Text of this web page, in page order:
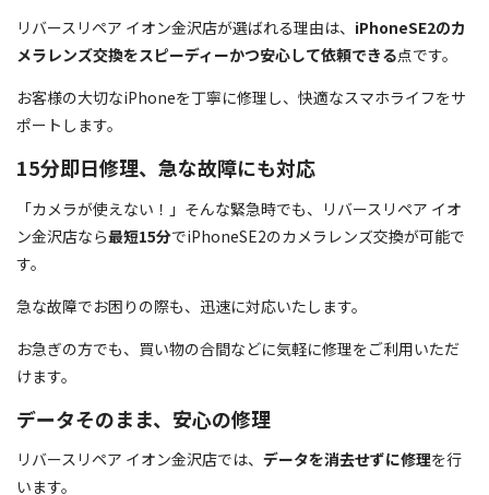
リバースリペア イオン金沢店が選ばれる理由は、 iPhoneSE2のカ
メラレンズ交換をスピーディーかつ安心して依頼できる点です。
お客様の大切なiPhoneを丁寧に修理し、快適なスマホライフをサ
ポートします。
15分即日修理、急な故障にも対応
「カメラが使えない！」そんな緊急時でも、リバースリペア イオ
ン金沢店なら最短15分でiPhoneSE2のカメラレンズ交換が可能で
す。
急な故障でお困りの際も、迅速に対応いたします。
お急ぎの方でも、買い物の合間などに気軽に修理をご利用いただ
けます。
データそのまま、安心の修理
リバースリペア イオン金沢店では、 データを消去せずに修理を行
います。